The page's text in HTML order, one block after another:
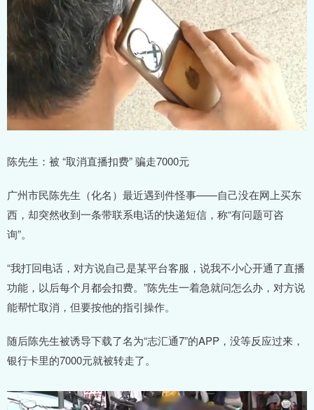
陈先生：被 “取消直播扣费” 骗走7000元
广州市民陈先生（化名）最近遇到件怪事——自己没在网上买东
西，却突然收到一条带联系电话的快递短信，称“有问题可咨
询”。
“我打回电话，对方说自己是某平台客服，说我不小心开通了直播
功能，以后每个月都会扣费。”陈先生一着急就问怎么办，对方说
能帮忙取消，但要按他的指引操作。
随后陈先生被诱导下载了名为“志汇通7”的APP，没等反应过来，
银行卡里的7000元就被转走了。